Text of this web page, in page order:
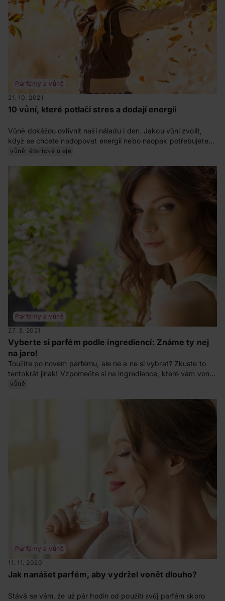
Parfémy a vůně
21. 10. 2021
10 vůní, které potlačí stres a dodají energii
Vůně dokážou ovlivnit naši náladu i den. Jakou vůni zvolit,
když se chcete nadopovat energií nebo naopak potřebujete
uvolnit stres? Zkuste naše tipy.
vůně éterické oleje
Parfémy a vůně
27. 3. 2021
Vyberte si parfém podle ingrediencí: Známe ty nej
na jaro!
Toužíte po novém parfému, ale ne a ne si vybrat? Zkuste to
tentokrát jinak! Vzpomeňte si na ingredience, které vám voní,
a vyberte si z vůní, jež tyto složky obsahují. Pokud stále
vůně
Parfémy a vůně
11. 11. 2020
Jak nanášet parfém, aby vydržel vonět dlouho?
Stává se vám, že už pár hodin od použití svůj parfém skoro